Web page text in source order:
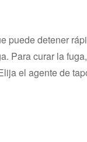
puede detener
Para curar la
el agente de